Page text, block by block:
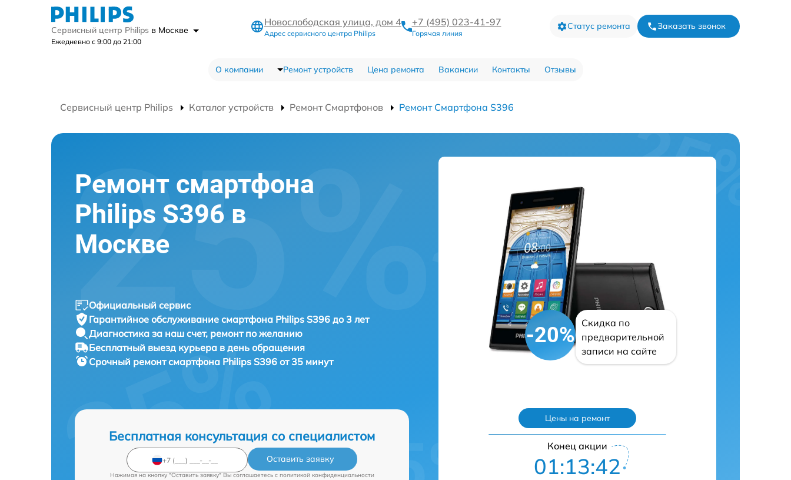
Сервисный центр Philips в Москве
Ежедневно с 9:00 до 21:00
Новослободская улица, дом 4
Адрес сервисного центра Philips
+7 (495) 023-41-97
Горячая линия
Статус ремонта Заказать звонок
О компании Ремонт устройств Цена ремонта Вакансии Контакты Отзывы
Сервисный центр Philips Каталог устройств Ремонт Смартфонов Ремонт Смартфона S396
Ремонт смартфона
Philips S396 в
Москве
Официальный сервис
Гарантийное обслуживание смартфона Philips S396 до 3 лет
Диагностика за наш счет, ремонт по желанию
Бесплатный выезд курьера в день обращения
Срочный ремонтсмартфона Philips S396 от 35 минут
Бесплатная консультация со специалистом
Оставить заявку
Нажимая на кнопку "Оставить заявку" Вы соглашаетесь c политикой конфиденциальности
-20%
Скидка по
предварительной
записи на сайте
Цены на ремонт
Конец акции
01:13:41